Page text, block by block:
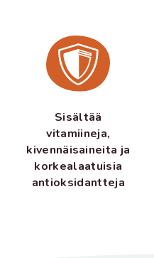
Sisältää
vitamiineja,
kivennäisaineita ja
korkealaatuisia
antioksidantteja